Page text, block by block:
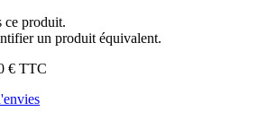
ce produit.
un produit équivalent.
€ TTC